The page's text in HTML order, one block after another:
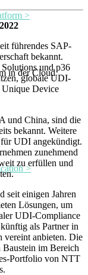
>
in der Cloud
>
führendes SAP-
bekannt.
und p36
globale UDI-
Device
und China, sind die
bekannt. Weitere
für UDI angekündigt.
zunehmend
zu erfüllen und
seit einigen Jahren
Lösungen, um
UDI-Compliance
als Partner in
vereint anbieten. Die
im Bereich
Portfolio von NTT